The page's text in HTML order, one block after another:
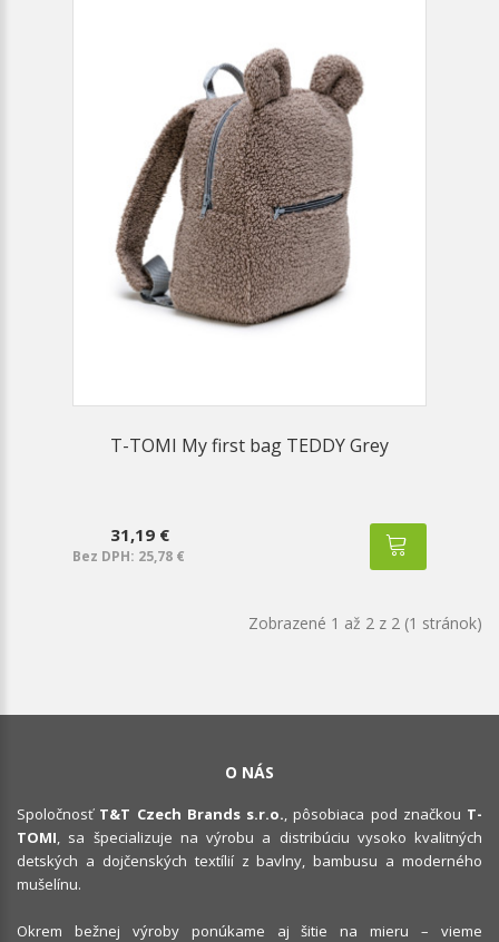
T-TOMI My first bag TEDDY Grey
31,19 €
Bez DPH: 25,78 €
Zobrazené 1 až 2 z 2 (1 stránok)
O NÁS
Spoločnosť T&T Czech Brands s.r.o., pôsobiaca pod značkou T-
TOMI, sa špecializuje na výrobu a distribúciu vysoko kvalitných
detských a dojčenských textílií z bavlny, bambusu a moderného
mušelínu.
Okrem bežnej výroby ponúkame aj šitie na mieru – vieme